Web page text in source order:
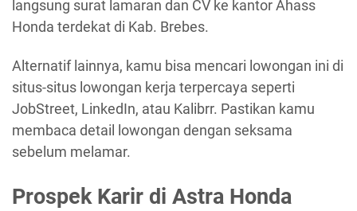
langsung surat lamaran dan CV ke kantor Ahass
Honda terdekat di Kab. Brebes.
Alternatif lainnya, kamu bisa mencari lowongan ini di
situs-situs lowongan kerja terpercaya seperti
JobStreet, LinkedIn, atau Kalibrr. Pastikan kamu
membaca detail lowongan dengan seksama
sebelum melamar.
Prospek Karir di Astra Honda